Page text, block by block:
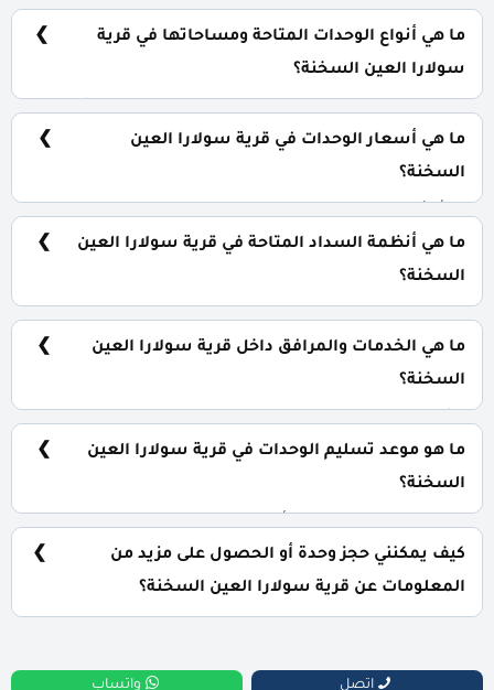
الزعفرانة.
ما هي أنواع الوحدات المتاحة ومساحاتها في قرية
سولارا العين السخنة؟
ستوديوهات وشاليهات بمساحات متعددة سيتم طرحها
للعلن بالقريب العاجل.
ما هي أسعار الوحدات في قرية سولارا العين
السخنة؟
والمساحة، كما أن الأسعار قابلة للتغيير حسب تطورات
السوق.
ما هي أنظمة السداد المتاحة في قرية سولارا العين
السخنة؟
الباقي على فترة تصل إلي 10 سنوات بدون أي فوائد.
ما هي الخدمات والمرافق داخل قرية سولارا العين
السخنة؟
حمامات سباحة، منطقة ترفيهية.
ما هو موعد تسليم الوحدات في قرية سولارا العين
السخنة؟
إمكانية التسليم نصف تشطيب أو تشطيب كامل حسب رغبة
العميل.
كيف يمكنني حجز وحدة أو الحصول على مزيد من
المعلومات عن قرية سولارا العين السخنة؟
اتصل واتساب